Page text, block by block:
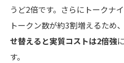
うど2倍です。さらにトークナ
トークン数が約3割増えるため、
せ替えると実質コストは2倍強
す。